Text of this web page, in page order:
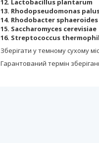
12. Lactobacillus plantarum
13. Rhodopseudomonas
14. Rhodobacter sphaeroides
15. Saccharomyces cerevisiae
16. Streptococcus
Зберігати у темному сухому
Гарантований термін